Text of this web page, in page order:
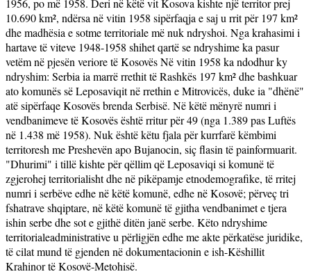
1956, po më 1958. Deri në këtë vit Kosova kishte një territor prej
10.690 km², ndërsa në vitin 1958 sipërfaqja e saj u rrit për 197 km²
dhe madhësia e sotme territoriale më nuk ndryshoi. Nga krahasimi i
hartave të viteve 1948-1958 shihet qartë se ndryshime ka pasur
vetëm në pjesën veriore të Kosovës Në vitin 1958 ka ndodhur ky
ndryshim: Serbia ia marrë rrethit të Rashkës 197 km² dhe bashkuar
ato komunës së Leposaviqit në rrethin e Mitrovicës, duke ia "dhënë"
atë sipërfaqe Kosovës brenda Serbisë. Në këtë mënyrë numri i
vendbanimeve të Kosovës është rritur për 49 (nga 1.389 pas Luftës
në 1.438 më 1958). Nuk është këtu fjala për kurrfarë këmbimi
territoresh me Preshevën apo Bujanocin, siç flasin të painformuarit.
"Dhurimi" i tillë kishte për qëllim që Leposaviqi si komunë të
zgjerohej territorialisht dhe në pikëpamje etnodemografike, të rritej
numri i serbëve edhe në këtë komunë, edhe në Kosovë; përveç tri
fshatrave shqiptare, në këtë komunë të gjitha vendbanimet e tjera
ishin serbe dhe sot e gjithë ditën janë serbe. Këto ndryshime
territorialeadministrative u përligjën edhe me akte përkatëse juridike,
të cilat mund të gjenden në dokumentacionin e ish-Këshillit
Krahinor të Kosovë-Metohisë.